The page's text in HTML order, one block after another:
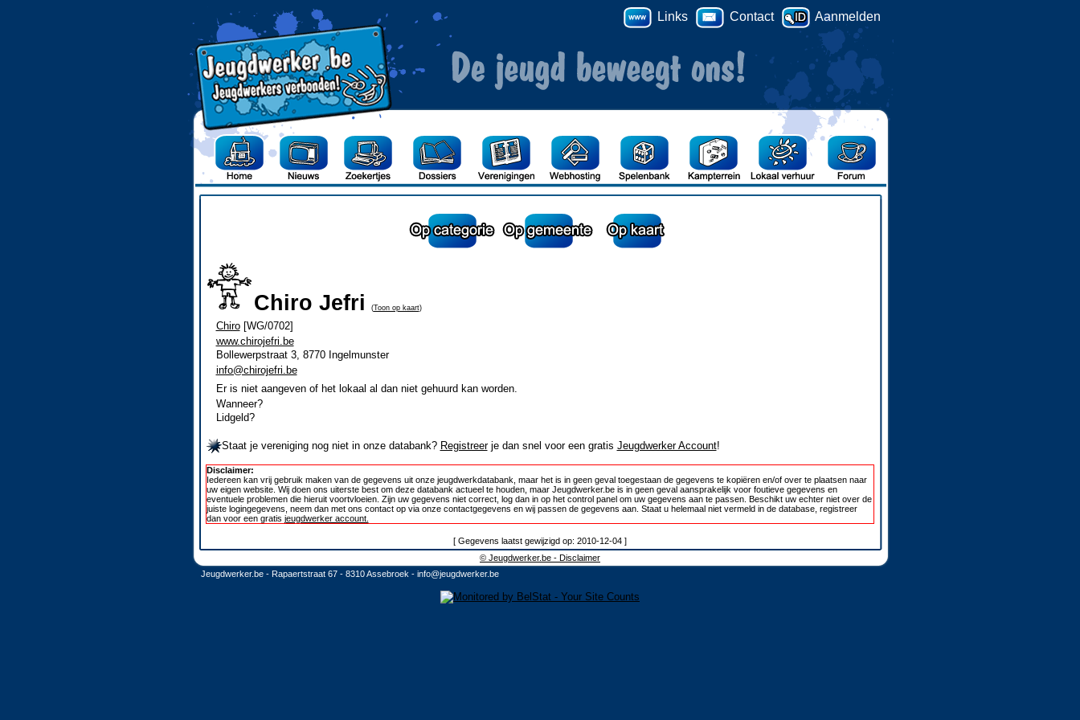
Links Contact Aanmelden
Chiro Jefri (Toon op kaart)
Chiro[WG/0702]
www.chirojefri.be
Bollewerpstraat 3, 8770 Ingelmunster
info@chirojefri.be
Er is niet aangeven of het lokaal al dan niet gehuurd kan worden.
Wanneer?
Lidgeld?
Staat je vereniging nog niet in onze databank? Registreerje dan snel voor een gratis Jeugdwerker Account!
Disclaimer:
Iedereen kan vrij gebruik maken van de gegevens uit onze jeugdwerkdatabank, maar het is in geen geval toegestaan de gegevens te kopiëren en/of over te plaatsen naar
uw eigen website. Wij doen ons uiterste best om deze databank actueel te houden, maar Jeugdwerker.be is in geen geval aansprakelijk voor foutieve gegevens en
eventuele problemen die hieruit voortvloeien. Zijn uw gegevens niet correct, log dan in op het control panel om uw gegevens aan te passen. Beschikt uw echter niet over de
juiste logingegevens, neem dan met ons contact op via onze contactgegevens en wij passen de gegevens aan. Staat u helemaal niet vermeld in de database, registreer
dan voor een gratis jeugdwerker account.
[ Gegevens laatst gewijzigd op: 2010-12-04 ]
© Jeugdwerker.be - Disclaimer
Jeugdwerker.be - Rapaertstraat 67 - 8310 Assebroek - info@jeugdwerker.be